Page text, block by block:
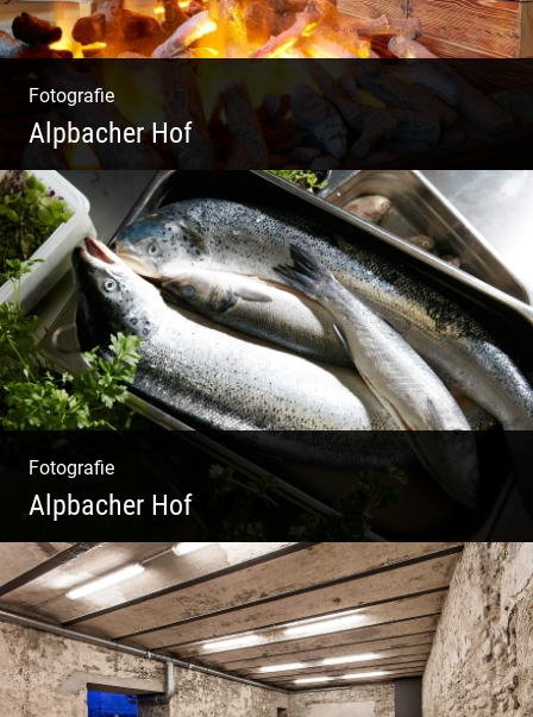
Fotografie
Alpbacher Hof
Liebevolles Design | Moderne Zimmer |
Luxuriöser Spa | Alpiner Stil
Fotografie
Alpbacher Hof
Vorzügliche Weine | Gourmet Küche | Feiste
Kulinarik | Genuss Urlaub